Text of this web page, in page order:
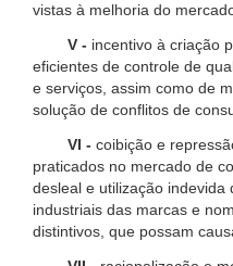
vistas à melhoria do
V - incentivo à criação
eficientes de controle de
e serviços, assim como de
solução de conflitos de
VI - coibição e
praticados no mercado de
desleal e utilização indevida
industriais das marcas e
distintivos, que possam